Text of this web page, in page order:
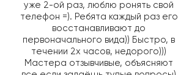
уже 2-ой раз, люблю ронять свой
телефон =). Ребята каждый раз его
восстанавливают до
первоначального вида)) Быстро, в
течении 2х часов, недорого)))
Мастера отзывчивые, объясняют